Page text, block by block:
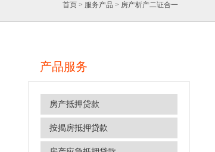
首页 > 服务产品 > 房产析产二证合一
产品服务
房产抵押贷款
按揭房抵押贷款